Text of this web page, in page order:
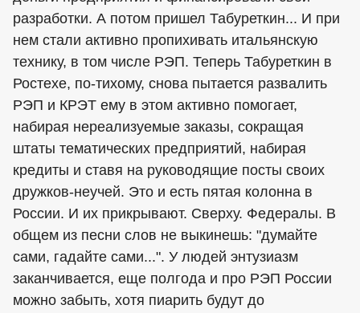
разработки. А потом пришел Табуреткин... И при
нем стали активно пропихивать итальянскую
технику, в том числе РЭП. Теперь Табуреткин в
Ростехе, по-тихому, снова пытается развалить
РЭП и КРЭТ ему в этом активно помогает,
набирая нереализуемые заказы, сокращая
штаты тематических предприятий, набирая
кредиты и ставя на руководящие посты своих
дружков-неучей. Это и есть пятая колонна в
России. И их прикрывают. Сверху. Федералы. В
общем из песни слов не выкинешь: "думайте
сами, гадайте сами...". У людей энтузиазм
заканчивается, еще полгода и про РЭП России
можно забыть, хотя пиарить будут до